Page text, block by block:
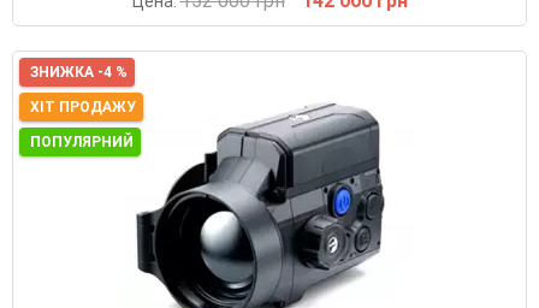
ЗНИЖКА -4 %
ХІТ ПРОДАЖУ
ПОПУЛЯРНИЙ